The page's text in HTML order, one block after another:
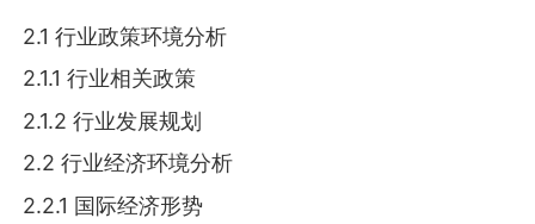
2.1 行业政策环境分析
2.1.1 行业相关政策
2.1.2 行业发展规划
2.2 行业经济环境分析
2.2.1 国际经济形势